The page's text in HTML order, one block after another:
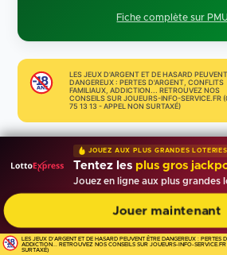
Fiche complète sur
LES JEUX D'ARGENT ET DE HASARD
DANGEREUX : PERTES D'ARGENT, CONFLITS
FAMILIAUX, ADDICTION... RETROUVEZ NOS
CONSEILS SUR JOUEURS-INFO-SERVICE.FR
75 13 13 - APPEL NON SURTAXÉ)
PARTAGER
Retrouvez Tirage Gagnant sur
Ajoutez notre média à vos
facilement nos nouveaux articles.
JOUEZ AUX PLUS GRANDES LOTERIES
Tentez les plus gros
Jouez en ligne aux plus grandes
Jouer maintenant
LES JEUX D'ARGENT ET DE HASARD PEUVENT ÊTRE DANGEREUX : PERTES
ADDICTION... RETROUVEZ NOS CONSEILS SUR JOUEURS-INFO-
SURTAXÉ)